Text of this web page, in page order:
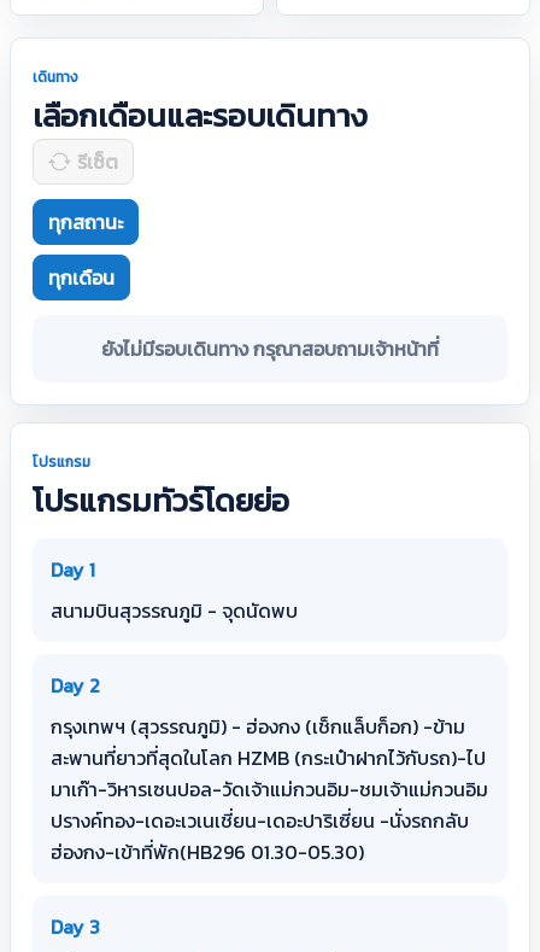
เดินทาง
เลือกเดือนและรอบเดินทาง
รีเซ็ต
ทุกสถานะ
ทุกเดือน
ยังไม่มีรอบเดินทาง กรุณาสอบถามเจ้าหน้าที่
โปรแกรม
โปรแกรมทัวร์โดยย่อ
Day 1
สนามบินสุวรรณภูมิ - จุดนัดพบ
Day 2
กรุงเทพฯ (สุวรรณภูมิ) - ฮ่องกง (เช็กแล็บก็อก) -ข้าม
สะพานที่ยาวที่สุดในโลก HZMB (กระเป๋าฝากไว้กับรถ)-ไป
มาเก๊า-วิหารเซนปอล-วัดเจ้าแม่กวนอิม-ชมเจ้าแม่กวนอิม
ปรางค์ทอง-เดอะเวเนเชี่ยน-เดอะปาริเซี่ยน -นั่งรถกลับ
ฮ่องกง-เข้าที่พัก(HB296 01.30-05.30)
Day 3